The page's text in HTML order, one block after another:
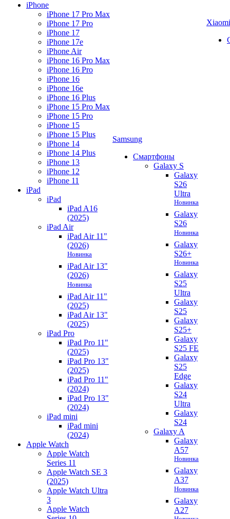
iPhone
iPhone 17 Pro Max
iPhone 17 Pro
iPhone 17
iPhone 17e
iPhone Air
iPhone 16 Pro Max
iPhone 16 Pro
iPhone 16
iPhone 16e
iPhone 16 Plus
iPhone 15 Pro Max
iPhone 15 Pro
iPhone 15
iPhone 15 Plus
iPhone 14
iPhone 14 Plus
iPhone 13
iPhone 12
iPhone 11
iPad
iPad
iPad A16
(2025)
iPad Air
iPad Air 11"
(2026)
Новинка
iPad Air 13"
(2026)
Новинка
iPad Air 11"
(2025)
iPad Air 13"
(2025)
iPad Pro
iPad Pro 11"
(2025)
iPad Pro 13"
(2025)
iPad Pro 11"
(2024)
iPad Pro 13"
(2024)
iPad mini
iPad mini
(2024)
Apple Watch
Apple Watch
Series 11
Apple Watch SE 3
(2025)
Apple Watch Ultra
3
Apple Watch
Samsung
Смартфоны
Galaxy S
Galaxy
S26
Ultra
Новинка
Galaxy
S26
Новинка
Galaxy
S26+
Новинка
Galaxy
S25
Ultra
Galaxy
S25
Galaxy
S25+
Galaxy
S25 FE
Galaxy
S25
Edge
Galaxy
S24
Ultra
Galaxy
S24
Galaxy A
Galaxy
A57
Новинка
Galaxy
A37
Новинка
Galaxy
A27
Xiaomi